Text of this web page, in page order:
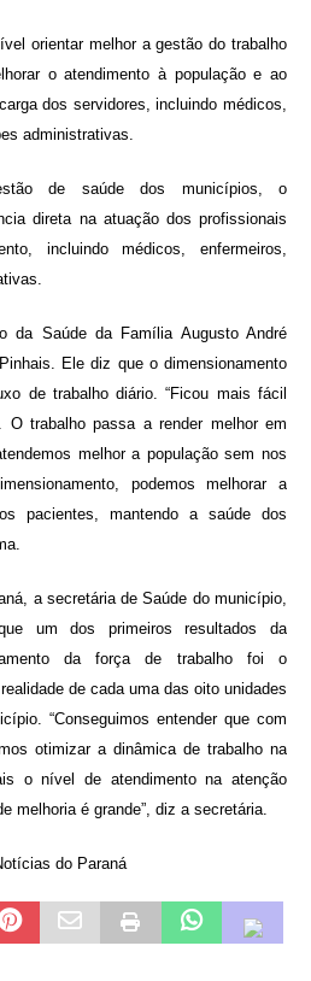
orientar melhor a gestão do trabalho
o atendimento à população e ao
dos servidores, incluindo médicos,
administrativas.
de saúde dos municípios, o
direta na atuação dos profissionais
incluindo médicos, enfermeiros,
da Saúde da Família Augusto André
Ele diz que o dimensionamento
de trabalho diário. “Ficou mais fácil
O trabalho passa a render melhor em
melhor a população sem nos
podemos melhorar a
pacientes, mantendo a saúde dos
a secretária de Saúde do município,
um dos primeiros resultados da
da força de trabalho foi o
de cada uma das oito unidades
“Conseguimos entender que com
otimizar a dinâmica de trabalho na
o nível de atendimento na atenção
melhoria é grande”, diz a secretária.
do Paraná